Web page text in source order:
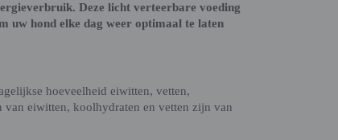
Deze licht verteerbare voeding
uw hond elke dag weer optimaal te laten
hoeveelheid eiwitten, vetten,
eiwitten, koolhydraten en vetten zijn van